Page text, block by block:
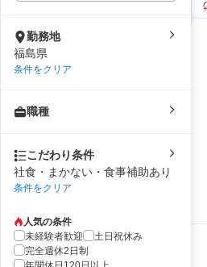
勤務地
福島県
条件をクリア
職種
こだわり条件
社食・まかない・食事補助あり
条件をクリア
人気の条件
未経験者歓迎
土日祝休み
完全週休2日制